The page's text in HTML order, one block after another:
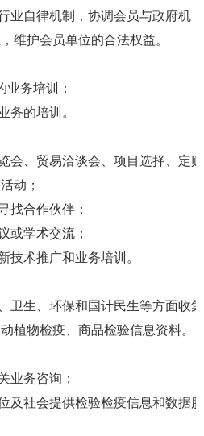
业自律机制，协调会员与政府机
维护会员单位的合法权益。
业务培训；
务的培训。
会、贸易洽谈会、项目选择、定购
动；
找合作伙伴；
或学术交流；
技术推广和业务培训。
卫生、环保和国计民生等方面收集
植物检疫、商品检验信息资料。
业务咨询；
及社会提供检验检疫信息和数据服